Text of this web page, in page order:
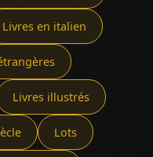
Livres en italien
Livres illustrés
Lots